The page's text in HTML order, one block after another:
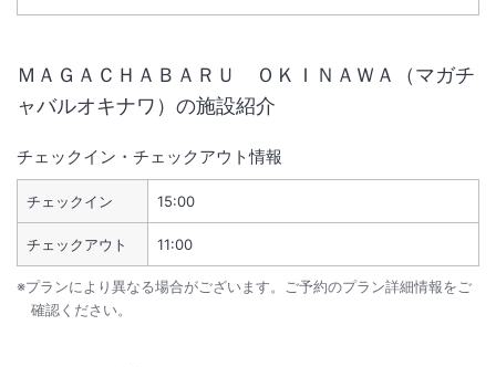
ＭＡＧＡＣＨＡＢＡＲＵ ＯＫＩＮＡＷＡ（マガチ
ャバルオキナワ） の施設紹介
チェックイン・チェックアウト情報
チェックイン 15:00
チェックアウト 11:00
※プランにより異なる場合がございます。ご予約のプラン詳細情報をご
確認ください。